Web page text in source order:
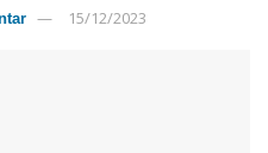
15/12/2023